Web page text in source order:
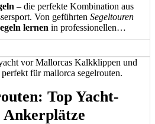
– die perfekte Kombination aus
Von geführten Segeltouren
lernen in professionellen
Yachtcharter, Sunset-Sailing
Ihr ultimativer Guide für
mit allen wichtigen Informationen,
Top Yacht-